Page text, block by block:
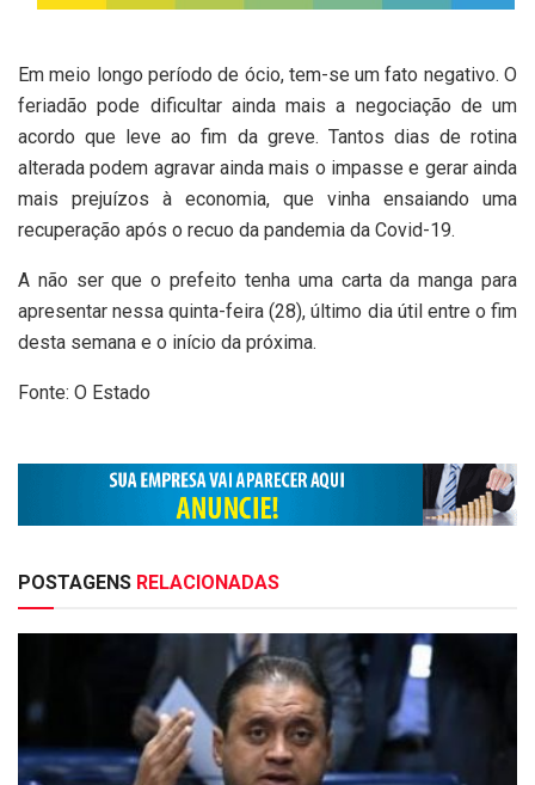
Em meio longo período de ócio, tem-se um fato negativo. O
feriadão pode dificultar ainda mais a negociação de um
acordo que leve ao fim da greve. Tantos dias de rotina
alterada podem agravar ainda mais o impasse e gerar ainda
mais prejuízos à economia, que vinha ensaiando uma
recuperação após o recuo da pandemia da Covid-19.
A não ser que o prefeito tenha uma carta da manga para
apresentar nessa quinta-feira (28), último dia útil entre o fim
desta semana e o início da próxima.
Fonte: O Estado
POSTAGENS RELACIONADAS